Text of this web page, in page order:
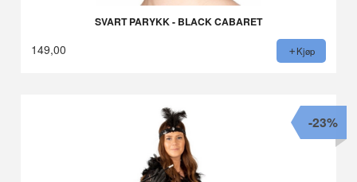
SVART PARYKK - BLACK CABARET
149,00 Kjøp
-23%